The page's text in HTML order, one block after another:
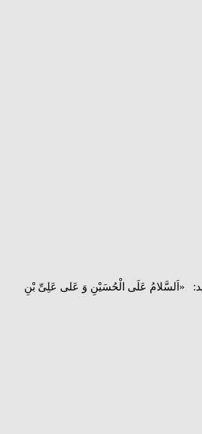
«اَلسَّلامُ عَلَى الْحُسَیْنِ وَ عَلى عَلِىِّ بْنِ